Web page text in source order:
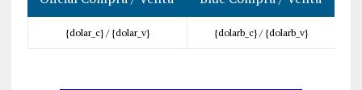
{dolar_c} / {dolar_v} {dolarb_c} / {dolarb_v}